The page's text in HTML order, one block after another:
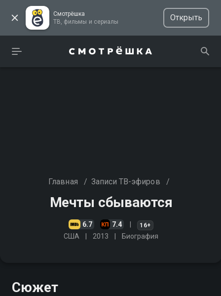
Смотрёшка
ТВ, фильмы и сериалы
Открыть
Главная / Записи ТВ-эфиров /
Мечты сбываются
6.7 7.4 16+
США 2013 Биография
Сюжет